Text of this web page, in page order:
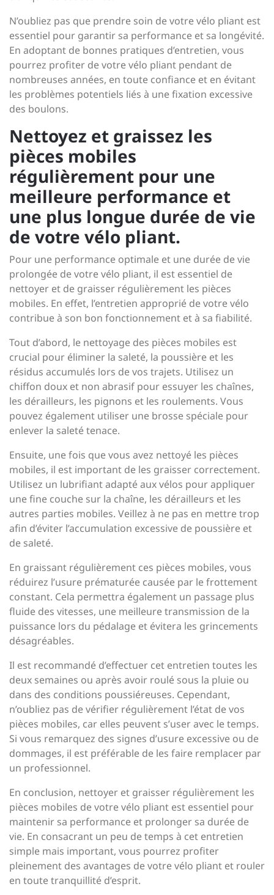
N’oubliez pas que prendre soin de votre vélo pliant est
essentiel pour garantir sa performance et sa longévité.
En adoptant de bonnes pratiques d’entretien, vous
pourrez profiter de votre vélo pliant pendant de
nombreuses années, en toute confiance et en évitant
les problèmes potentiels liés à une fixation excessive
des boulons.
Nettoyez et graissez les
pièces mobiles
régulièrement pour une
meilleure performance et
une plus longue durée de vie
de votre vélo pliant.
Pour une performance optimale et une durée de vie
prolongée de votre vélo pliant, il est essentiel de
nettoyer et de graisser régulièrement les pièces
mobiles. En effet, l’entretien approprié de votre vélo
contribue à son bon fonctionnement et à sa fiabilité.
Tout d’abord, le nettoyage des pièces mobiles est
crucial pour éliminer la saleté, la poussière et les
résidus accumulés lors de vos trajets. Utilisez un
chiffon doux et non abrasif pour essuyer les chaînes,
les dérailleurs, les pignons et les roulements. Vous
pouvez également utiliser une brosse spéciale pour
enlever la saleté tenace.
Ensuite, une fois que vous avez nettoyé les pièces
mobiles, il est important de les graisser correctement.
Utilisez un lubrifiant adapté aux vélos pour appliquer
une fine couche sur la chaîne, les dérailleurs et les
autres parties mobiles. Veillez à ne pas en mettre trop
afin d’éviter l’accumulation excessive de poussière et
de saleté.
En graissant régulièrement ces pièces mobiles, vous
réduirez l’usure prématurée causée par le frottement
constant. Cela permettra également un passage plus
fluide des vitesses, une meilleure transmission de la
puissance lors du pédalage et évitera les grincements
désagréables.
Il est recommandé d’effectuer cet entretien toutes les
deux semaines ou après avoir roulé sous la pluie ou
dans des conditions poussiéreuses. Cependant,
n’oubliez pas de vérifier régulièrement l’état de vos
pièces mobiles, car elles peuvent s’user avec le temps.
Si vous remarquez des signes d’usure excessive ou de
dommages, il est préférable de les faire remplacer par
un professionnel.
En conclusion, nettoyer et graisser régulièrement les
pièces mobiles de votre vélo pliant est essentiel pour
maintenir sa performance et prolonger sa durée de
vie. En consacrant un peu de temps à cet entretien
simple mais important, vous pourrez profiter
pleinement des avantages de votre vélo pliant et rouler
en toute tranquillité d’esprit.